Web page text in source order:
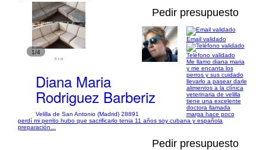
1/4
Pedir presupuesto
Diana Maria
Rodriguez Barberiz
Velilla de San Antonio (Madrid) 28891
Email validado
Teléfono validado
Me llamo diana maria
y me encanta los
perros y sus cuidado
llevarlo a pasear darle
alimentos a la clínica
veterinaria de velilla
tiene una excelente
doctora llamada
marga hace poco
perdí mi perrito hubo que sacrificarlo tenia 11 años soy cubana y española
preparación...
Pedir presupuesto